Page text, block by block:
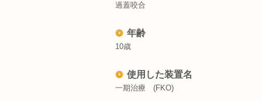
過蓋咬合
年齢
10歳
使用した装置名
一期治療 (FKO)